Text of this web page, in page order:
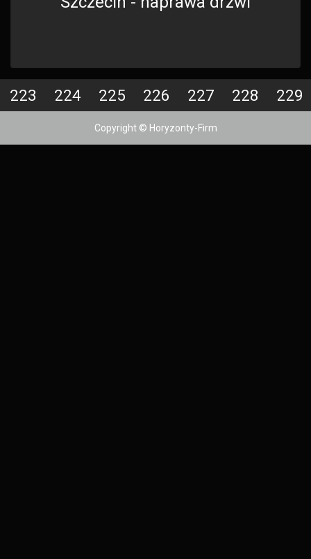
223 224 225 226 227 228 229
Copyright © Horyzonty-Firm